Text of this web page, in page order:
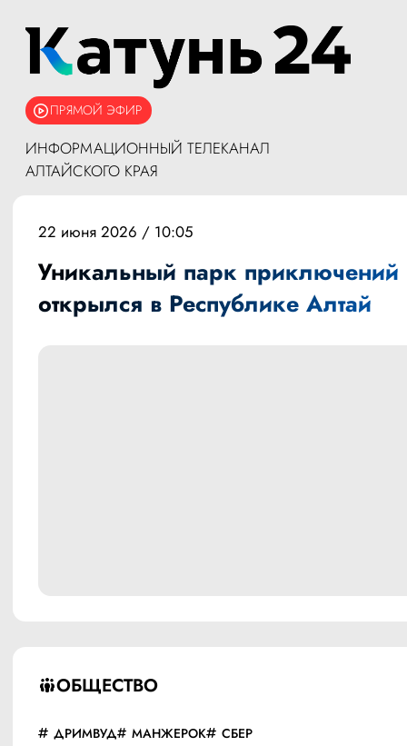
ПРЯМОЙ ЭФИР
ИНФОРМАЦИОННЫЙ ТЕЛЕКАНАЛ
АЛТАЙСКОГО КРАЯ
ОБЩЕСТВО
ДРИМВУД МАНЖЕРОК СБЕР
22 июня 2026 / 10:05
Уникальный парк приключений
открылся в Республике Алтай